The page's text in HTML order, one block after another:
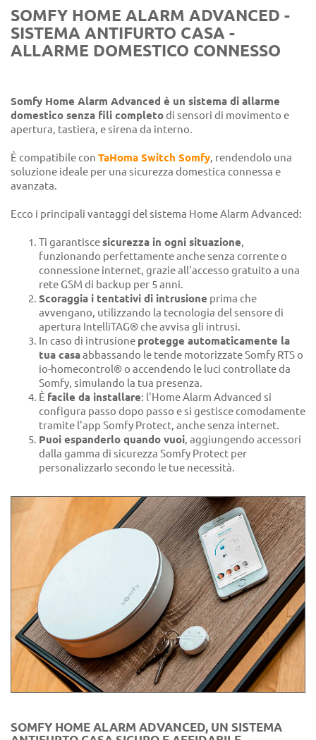
SOMFY HOME ALARM ADVANCED -
SISTEMA ANTIFURTO CASA -
ALLARME DOMESTICO CONNESSO
Somfy Home Alarm Advanced è un sistema di allarme
domestico senza fili completodi sensori di movimento e
apertura, tastiera, e sirena da interno.
È compatibile con TaHoma Switch Somfy, rendendolo una
soluzione ideale per una sicurezza domestica connessa e
avanzata.
Ecco i principali vantaggi del sistema Home Alarm Advanced:
Ti garantiscesicurezza in ogni situazione,
funzionando perfettamente anche senza corrente o
connessione internet, grazie all'accesso gratuito a una
rete GSM di backup per 5 anni.
Scoraggia i tentativi di intrusione prima che
avvengano, utilizzando la tecnologia del sensore di
apertura IntelliTAG® che avvisa gli intrusi.
In caso di intrusione protegge automaticamente la
tua casaabbassando le tende motorizzate Somfy RTS o
io-homecontrol® o accendendo le luci controllate da
Somfy, simulando la tua presenza.
È facile da installare: l'Home Alarm Advanced si
configura passo dopo passo e si gestisce comodamente
tramite l'app Somfy Protect, anche senza internet.
Puoi espanderlo quando vuoi, aggiungendo accessori
dalla gamma di sicurezza Somfy Protect per
personalizzarlo secondo le tue necessità.
SOMFY HOME ALARM ADVANCED, UN SISTEMA